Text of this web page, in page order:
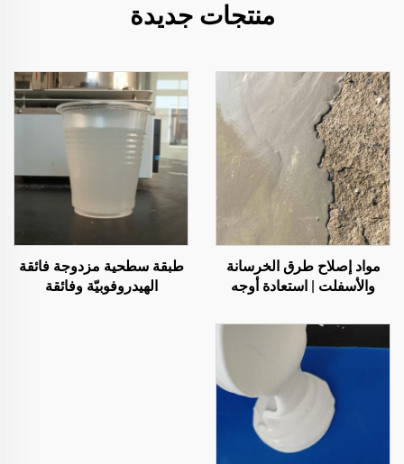
منتجات جديدة
مواد إصلاح طرق الخرسانة
والأسفلت | استعادة أوجه
تجديدها
طبقة سطحية مزدوجة فائقة
الهيدروفوبيّة وفائقة